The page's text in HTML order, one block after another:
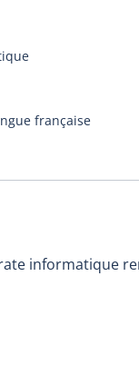
française
informatique